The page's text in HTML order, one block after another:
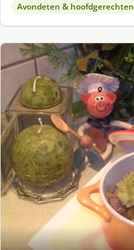
Avondeten & hoofdgerechten